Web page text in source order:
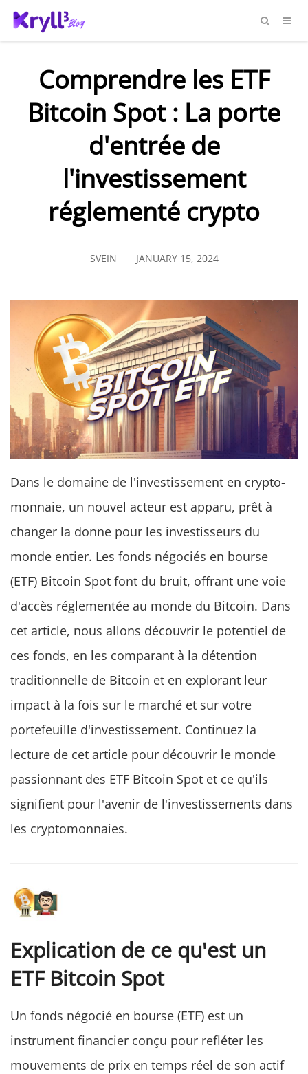
Comprendre les ETF
Bitcoin Spot : La porte
d'entrée de
l'investissement
réglementé crypto
SVEIN JANUARY 15, 2024
Dans le domaine de l'investissement en crypto-
monnaie, un nouvel acteur est apparu, prêt à
changer la donne pour les investisseurs du
monde entier. Les fonds négociés en bourse
(ETF) Bitcoin Spot font du bruit, offrant une voie
d'accès réglementée au monde du Bitcoin. Dans
cet article, nous allons découvrir le potentiel de
ces fonds, en les comparant à la détention
traditionnelle de Bitcoin et en explorant leur
impact à la fois sur le marché et sur votre
portefeuille d'investissement. Continuez la
lecture de cet article pour découvrir le monde
passionnant des ETF Bitcoin Spot et ce qu'ils
signifient pour l'avenir de l'investissements dans
les cryptomonnaies.
Explication de ce qu'est un
ETF Bitcoin Spot
Un fonds négocié en bourse (ETF) est un
instrument financier conçu pour refléter les
mouvements de prix en temps réel de son actif